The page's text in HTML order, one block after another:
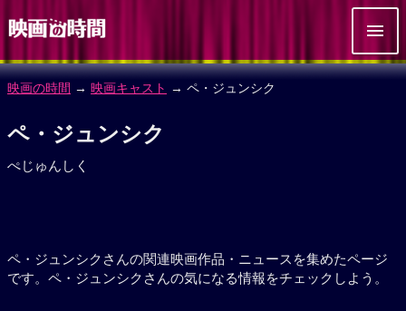
映画の時間 → 映画キャスト → ペ・ジュンシク
ペ・ジュンシク
ぺじゅんしく
ペ・ジュンシクさんの関連映画作品・ニュースを集めたページ
です。ペ・ジュンシクさんの気になる情報をチェックしよう。